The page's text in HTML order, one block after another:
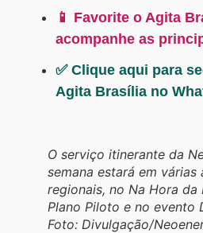
📱 Favorite o Agita
acompanhe as
✅ Clique aqui para
Agita Brasília no
O serviço itinerante da
semana estará em várias
regionais, no Na Hora da
Plano Piloto e no evento
Foto: Divulgação/